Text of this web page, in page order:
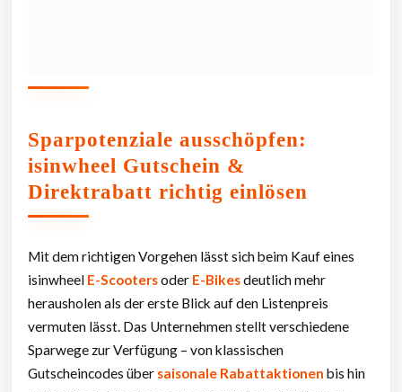
Sparpotenziale ausschöpfen:
isinwheel Gutschein &
Direktrabatt richtig einlösen
Mit dem richtigen Vorgehen lässt sich beim Kauf eines
isinwheel E-Scootersoder E-Bikesdeutlich mehr
herausholen als der erste Blick auf den Listenpreis
vermuten lässt. Das Unternehmen stellt verschiedene
Sparwege zur Verfügung – von klassischen
Gutscheincodes über saisonale Rabattaktionen bis hin